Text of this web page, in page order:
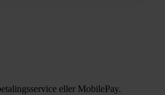
eller MobilePay.